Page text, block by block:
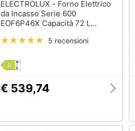
ELECTROLUX - Forno Elettrico
da Incasso Serie 600
EOF6P46X Capacità 72 L
2990 W Colore Acciaio Inox
5 recensioni
€ 539,74